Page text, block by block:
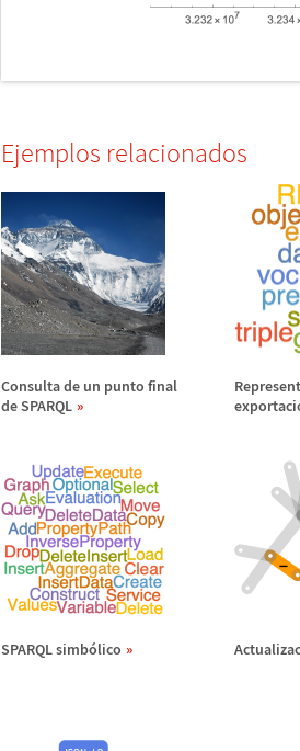
Ejemplos relacionados
Consulta de un punto final
de SPARQL
exportaci
SPARQL simbólico